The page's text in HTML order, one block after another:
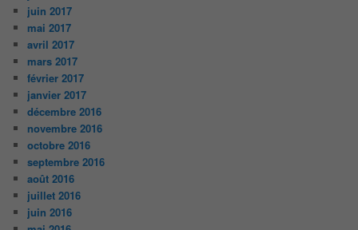
juin 2017
mai 2017
avril 2017
mars 2017
février 2017
janvier 2017
décembre 2016
novembre 2016
octobre 2016
septembre 2016
août 2016
juillet 2016
juin 2016